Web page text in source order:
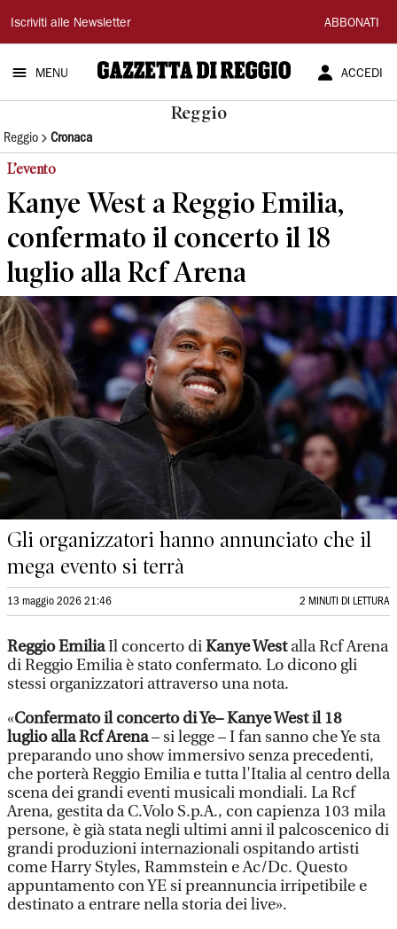
Gazzetta
di
Reggio
Iscriviti alle Newsletter ABBONATI
MENU ACCEDI
Reggio
Reggio Cronaca
L’evento
Kanye West a Reggio Emilia,
confermato il concerto il 18
luglio alla Rcf Arena
Gli organizzatori hanno annunciato che il
mega evento si terrà
13 maggio 2026 21:46 2 MINUTI DI LETTURA
Reggio EmiliaIl concerto diKanye Westalla Rcf Arena
di Reggio Emilia è stato confermato. Lo dicono gli
stessi organizzatori attraverso una nota.
«Confermato il concerto di Ye– Kanye West il 18
luglio alla Rcf Arena– si legge – I fan sanno che Ye sta
preparando uno show immersivo senza precedenti,
che porterà Reggio Emilia e tutta l'Italia al centro della
scena dei grandi eventi musicali mondiali. La Rcf
Arena, gestita da C.Volo S.p.A., con capienza 103 mila
persone, è già stata negli ultimi anni il palcoscenico di
grandi produzioni internazionali ospitando artisti
come Harry Styles, Rammstein e Ac/Dc. Questo
appuntamento con YE si preannuncia irripetibile e
destinato a entrare nella storia dei live».